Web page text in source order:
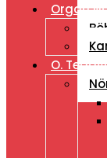
Organ
O.